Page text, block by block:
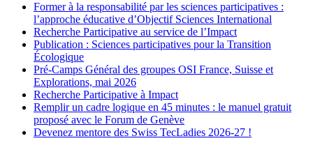
Former à la responsabilité par les sciences participatives :
l’approche éducative d’Objectif Sciences International
Recherche Participative au service de l’Impact
Publication : Sciences participatives pour la Transition
Écologique
Pré-Camps Général des groupes OSI France, Suisse et
Explorations, mai 2026
Recherche Participative à Impact
Remplir un cadre logique en 45 minutes : le manuel gratuit
proposé avec le Forum de Genève
Devenez mentore des Swiss TecLadies 2026-27 !